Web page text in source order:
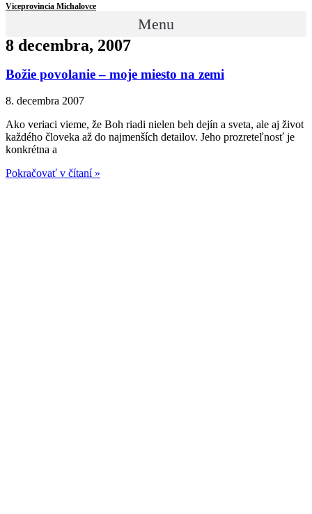
Viceprovincia Michalovce
Menu
8 decembra, 2007
Božie povolanie – moje miesto na zemi
8. decembra 2007
Ako veriaci vieme, že Boh riadi nielen beh dejín a sveta, ale aj život
každého človeka až do najmenších detailov. Jeho prozreteľnosť je
konkrétna a
Pokračovať v čítaní »